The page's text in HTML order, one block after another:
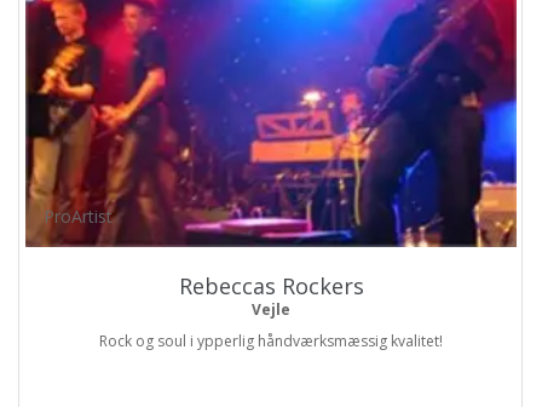
ProArtist
Rebeccas Rockers
Vejle
Rock og soul i ypperlig håndværksmæssig kvalitet!